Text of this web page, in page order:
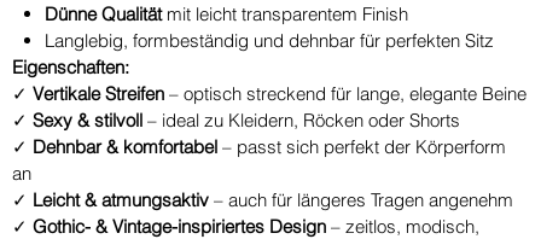
Dünne Qualitätmit leicht transparentem Finish
Langlebig, formbeständig und dehnbar für perfekten Sitz
Eigenschaften:
✓ Vertikale Streifen – optisch streckend für lange, elegante Beine
✓ Sexy & stilvoll – ideal zu Kleidern, Röcken oder Shorts
✓ Dehnbar & komfortabel – passt sich perfekt der Körperform
an
✓ Leicht & atmungsaktiv – auch für längeres Tragen angenehm
✓ Gothic- & Vintage-inspiriertes Design – zeitlos, modisch,